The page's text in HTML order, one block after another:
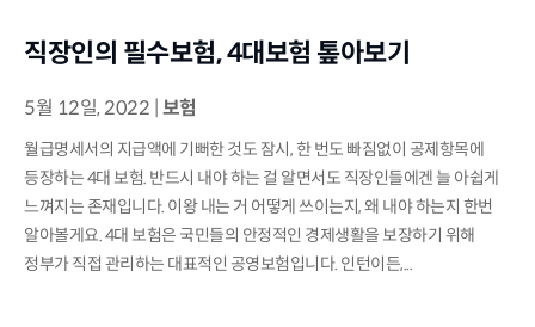
직장인의 필수보험, 4대보험 톺아보기
5월 12일, 2022 |보험
월급명세서의 지급액에 기뻐한 것도 잠시, 한 번도 빠짐없이 공제항목에
등장하는 4대 보험. 반드시 내야 하는 걸 알면서도 직장인들에겐 늘 아쉽게
느껴지는 존재입니다. 이왕 내는 거 어떻게 쓰이는지, 왜 내야 하는지 한번
알아볼게요. 4대 보험은 국민들의 안정적인 경제생활을 보장하기 위해
정부가 직접 관리하는 대표적인 공영보험입니다. 인턴이든,...